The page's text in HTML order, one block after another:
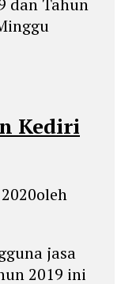
dan Tahun
Kediri
oleh
jasa
2019 ini